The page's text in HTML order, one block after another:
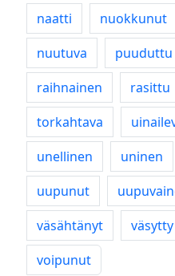
naatti
nuokkunut
nuutuva
puuduttu
raihnainen
rasittu
torkahtava
unellinen
uninen
uupunut
väsähtänyt
väsytty
voipunut